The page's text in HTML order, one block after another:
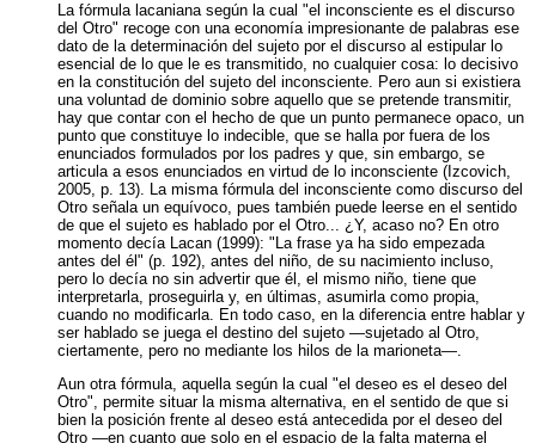
La fórmula lacaniana según la cual "el inconsciente es el discurso
del Otro" recoge con una economía impresionante de palabras ese
dato de la determinación del sujeto por el discurso al estipular lo
esencial de lo que le es transmitido, no cualquier cosa: lo decisivo
en la constitución del sujeto del inconsciente. Pero aun si existiera
una voluntad de dominio sobre aquello que se pretende transmitir,
hay que contar con el hecho de que un punto permanece opaco, un
punto que constituye lo indecible, que se halla por fuera de los
enunciados formulados por los padres y que, sin embargo, se
articula a esos enunciados en virtud de lo inconsciente (Izcovich,
2005, p. 13). La misma fórmula del inconsciente como discurso del
Otro señala un equívoco, pues también puede leerse en el sentido
de que el sujeto es hablado por el Otro... ¿Y, acaso no? En otro
momento decía Lacan (1999): "La frase ya ha sido empezada
antes del él" (p. 192), antes del niño, de su nacimiento incluso,
pero lo decía no sin advertir que él, el mismo niño, tiene que
interpretarla, proseguirla y, en últimas, asumirla como propia,
cuando no modificarla. En todo caso, en la diferencia entre hablar y
ser hablado se juega el destino del sujeto —sujetado al Otro,
ciertamente, pero no mediante los hilos de la marioneta—.
Aun otra fórmula, aquella según la cual "el deseo es el deseo del
Otro", permite situar la misma alternativa, en el sentido de que si
bien la posición frente al deseo está antecedida por el deseo del
Otro —en cuanto que solo en el espacio de la falta materna el